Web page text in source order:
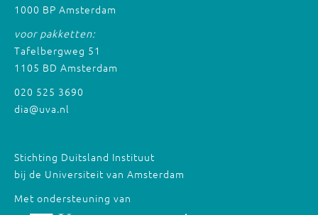
1000 BP Amsterdam
voor pakketten:
Tafelbergweg 51
1105 BD Amsterdam
020 525 3690
dia@uva.nl
Stichting Duitsland Instituut
bij de Universiteit van Amsterdam
Met ondersteuning van